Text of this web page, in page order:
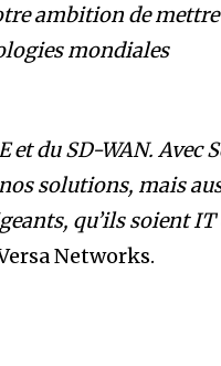
ambition de
mondiales
du SD-WAN. Avec
solutions, mais
qu’ils soient IT
Networks.